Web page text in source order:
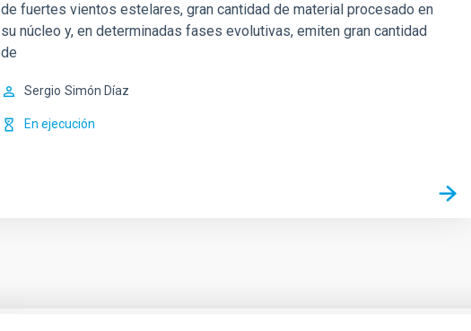
de fuertes vientos estelares, gran cantidad de material procesado en
su núcleo y, en determinadas fases evolutivas, emiten gran cantidad
de
Sergio Simón Díaz
En ejecución